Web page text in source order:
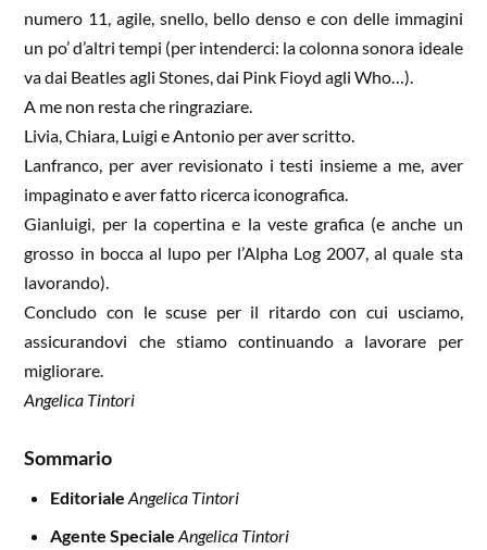
numero 11, agile, snello, bello denso e con delle immagini
un po’ d’altri tempi (per intenderci: la colonna sonora ideale
va dai Beatles agli Stones , dai Pink Fioyd agliWho …).
A me non resta che ringraziare.
Livia, Chiara, Luigi e Antonio per aver scritto.
Lanfranco, per aver revisionato i testi insieme a me, aver
impaginato e aver fatto ricerca iconografica.
Gianluigi, per la copertina e la veste grafica (e anche un
grosso in bocca al lupo per l’Alpha Log 2007, al quale sta
lavorando).
Concludo con le scuse per il ritardo con cui usciamo,
assicurandovi che stiamo continuando a lavorare per
migliorare.
Angelica Tintori
Sommario
Editoriale Angelica Tintori
Agente Speciale Angelica Tintori